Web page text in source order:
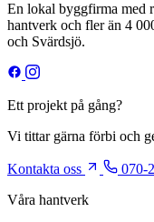
En lokal byggfirma med
hantverk och fler än 4
och Svärdsjö.
Ett projekt på gång?
Vi tittar gärna förbi och
Kontakta oss
070-
Våra hantverk